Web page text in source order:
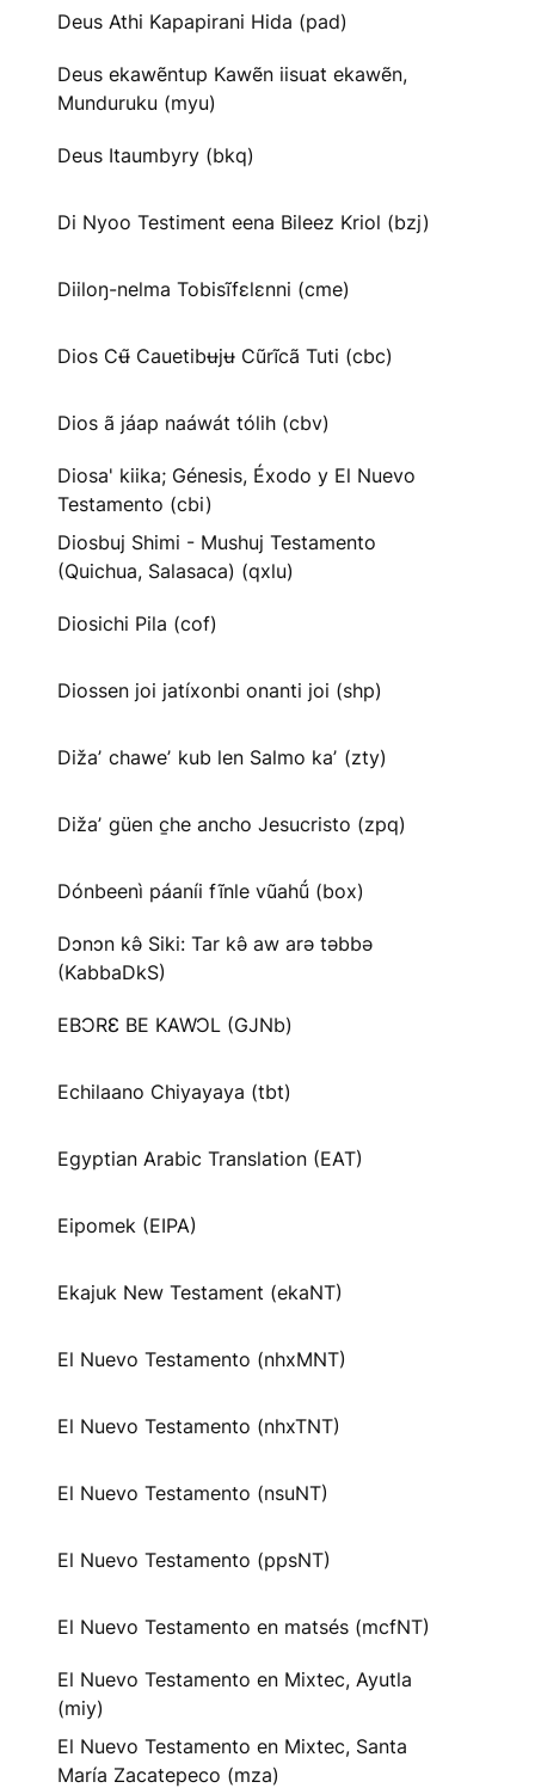
Deus Athi Kapapirani Hida (pad)
Deus ekawẽntup Kawẽn iisuat ekawẽn,
Munduruku (myu)
Deus Itaumbyry (bkq)
Di Nyoo Testiment eena Bileez Kriol (bzj)
Diiloŋ-nelma Tobisĩfɛlɛnni (cme)
Dios Cʉ̃ Cauetibʉjʉ Cũrĩcã Tuti (cbc)
Dios ã jáap naáwát tólih (cbv)
Diosa' kiika; Génesis, Éxodo y El Nuevo
Testamento (cbi)
Diosbuj Shimi - Mushuj Testamento
(Quichua, Salasaca) (qxlu)
Diosichi Pila (cof)
Diossen joi jatíxonbi onanti joi (shp)
Dižaʼ chaweʼ kub len Salmo kaʼ (zty)
Dižaʼ güen c̱he ancho Jesucristo (zpq)
Dónbeenì páaníi fĩnle vũahṹ (box)
Dɔnɔn kə̂ Siki: Tar kə̂ aw arə təbbə
(KabbaDkS)
EBƆRƐ BE KAWƆL (GJNb)
Echilaano Chiyayaya (tbt)
Egyptian Arabic Translation (EAT)
Eipomek (EIPA)
Ekajuk New Testament (ekaNT)
El Nuevo Testamento (nhxMNT)
El Nuevo Testamento (nhxTNT)
El Nuevo Testamento (nsuNT)
El Nuevo Testamento (ppsNT)
El Nuevo Testamento en matsés (mcfNT)
El Nuevo Testamento en Mixtec, Ayutla
(miy)
El Nuevo Testamento en Mixtec, Santa
María Zacatepeco (mza)